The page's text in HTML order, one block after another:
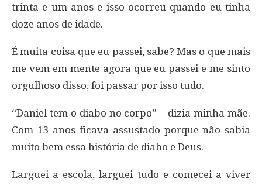
trinta e um anos e isso ocorreu quando eu tinha
doze anos de idade.
É muita coisa que eu passei, sabe? Mas o que mais
me vem em mente agora que eu passei e me sinto
orgulhoso disso, foi passar por isso tudo.
“Daniel tem o diabo no corpo” – dizia minha mãe.
Com 13 anos ficava assustado porque não sabia
muito bem essa história de diabo e Deus.
Larguei a escola, larguei tudo e comecei a viver